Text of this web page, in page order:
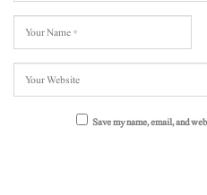
Save my name, email, and